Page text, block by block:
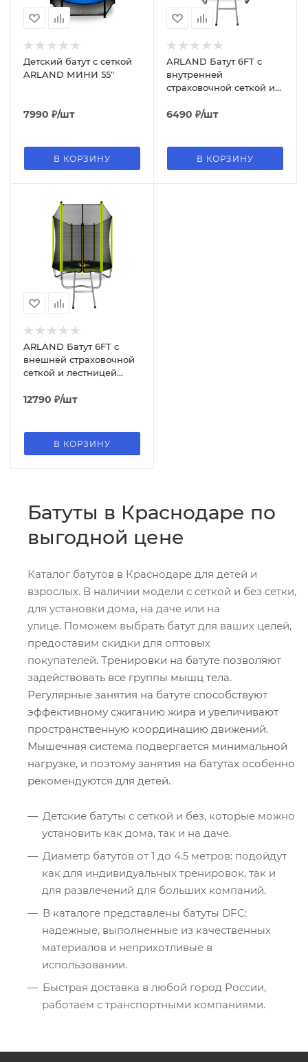
Детский батут с сеткой
ARLAND МИНИ 55"
7990 ₽/шт
В КОРЗИНУ
ARLAND Батут 6FT с
внутренней
страховочной сеткой и
6490 ₽/шт
В КОРЗИНУ
ARLAND Батут 6FT с
внешней страховочной
сеткой и лестницей
12790 ₽/шт
В КОРЗИНУ
Батуты в Краснодаре по
выгодной цене
Каталог батутов в Краснодаре для детей и
взрослых. В наличии модели с сеткой и без сетки,
для установки дома, на даче или на
улице. Поможем выбрать батут для ваших целей,
предоставим скидки для оптовых
покупателей. Тренировки на батуте позволяют
задействовать все группы мышц тела.
Регулярные занятия на батуте способствуют
эффективному сжиганию жира и увеличивают
пространственную координацию движений.
Мышечная система подвергается минимальной
нагрузке, и поэтому занятия на батутах особенно
рекомендуются для детей.
Детские батуты с сеткой и без, которые можно
установить как дома, так и на даче.
Диаметр батутов от 1 до 4.5 метров: подойдут
как для индивидуальных тренировок, так и
для развлечений для больших компаний.
В каталоге представлены батуты DFC:
надежные, выполненные из качественных
материалов и неприхотливые в
использовании.
Быстрая доставка в любой город России,
работаем с транспортными компаниями.